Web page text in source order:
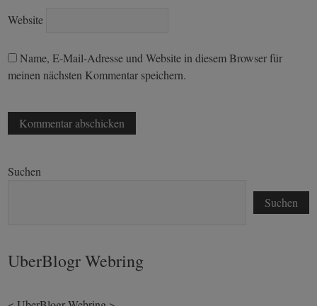
Website
Name, E-Mail-Adresse und Website in diesem Browser für
meinen nächsten Kommentar speichern.
Suchen
Suchen
UberBlogr Webring